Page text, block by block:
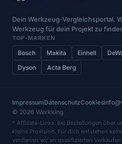
Dein Werkzeug-Vergleichsportal.
Werkzeug für dein Projekt zu
TOP-MARKEN
Bosch Makita Einhell
Dyson
Acta Berg
ImpressumDatenschutzCookies
© 2026 Werkking
* Affiliate-Links: Bei Bestellungen über
kleine Provision. Für dich entstehen
verdienen wir an qualifizierten Verkäufen.